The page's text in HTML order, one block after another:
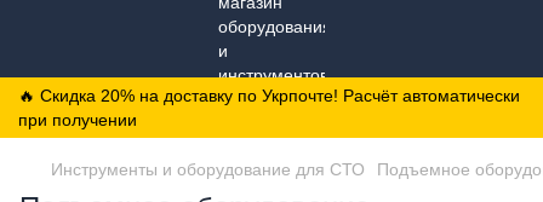
🔥 Скидка 20% на доставку по Укрпочте! Расчёт автоматически
при получении
Инструменты и оборудование для СТО Подъемное